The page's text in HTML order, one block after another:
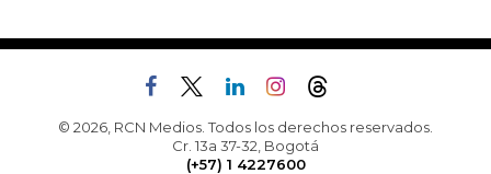
© 2026, RCN Medios. Todos los derechos reservados.
Cr. 13a 37-32, Bogotá
(+57) 1 4227600